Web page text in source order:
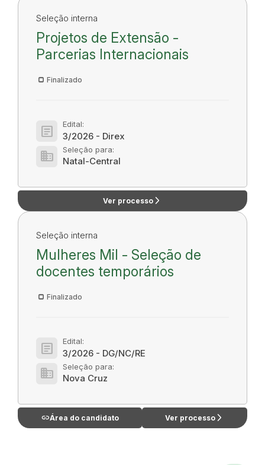
Seleção interna
Projetos de Extensão -
Parcerias Internacionais
Finalizado
article Edital:
3/2026 - Direx
domain Seleção para:
Natal-Central
Ver processo arrow_forward_ios
Seleção interna
Mulheres Mil - Seleção de
docentes temporários
Finalizado
article Edital:
3/2026 - DG/NC/RE
domain Seleção para:
Nova Cruz
linkÁrea do candidato Ver processo arrow_forward_ios